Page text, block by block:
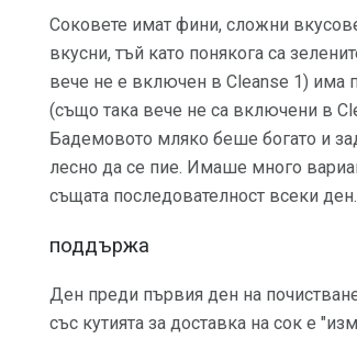
Соковете имат фини, сложни
вкусни, тъй като понякога са
вече не е включен в Cleanse 1) има
(също така вече не са включени в
Бадемовото мляко беше богато и
лесно да се пие. Имаше много
същата последователност всеки ден.
поддържа
Ден преди първия ден на
със кутията за доставка на сок е